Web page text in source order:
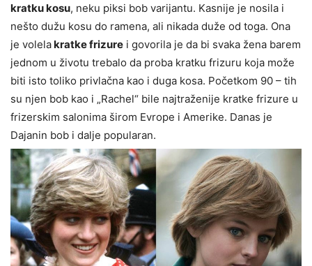
kratku kosu, neku piksi bob varijantu. Kasnije je nosila i
nešto dužu kosu do ramena, ali nikada duže od toga. Ona
je volelakratke frizure i govorila je da bi svaka žena barem
jednom u životu trebalo da proba kratku frizuru koja može
biti isto toliko privlačna kao i duga kosa. Početkom 90 – tih
su njen bob kao i „Rachel“ bile najtraženije kratke frizure u
frizerskim salonima širom Evrope i Amerike. Danas je
Dajanin bob i dalje popularan.